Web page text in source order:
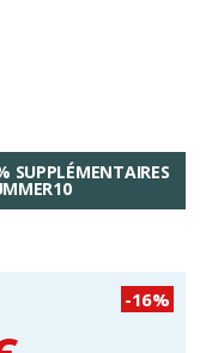
SUPPLÉMENTAIRES
-16%